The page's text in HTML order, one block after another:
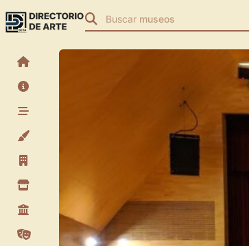
Buscar museos